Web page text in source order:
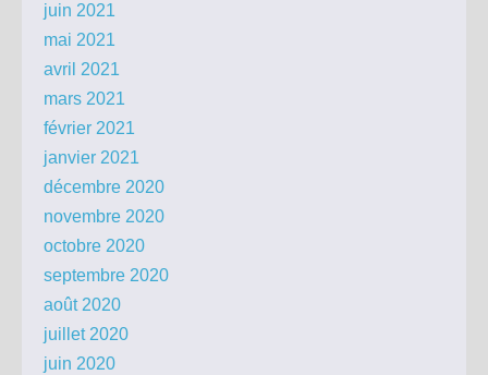
juin 2021
mai 2021
avril 2021
mars 2021
février 2021
janvier 2021
décembre 2020
novembre 2020
octobre 2020
septembre 2020
août 2020
juillet 2020
juin 2020